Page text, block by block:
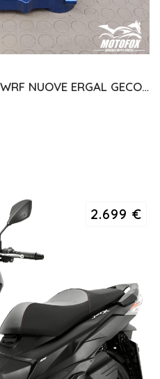
PIASTRE YAMAHA YZF YZ WRF NUOVE ERGAL GECO RISER
2.699 €